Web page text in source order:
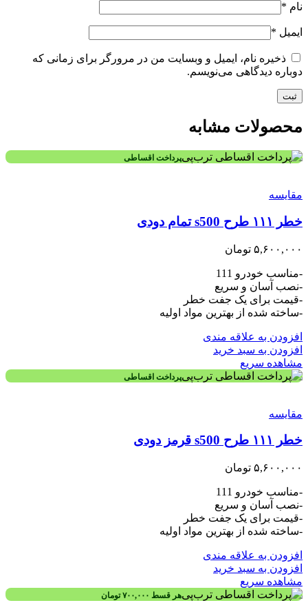
نام *
ایمیل *
ذخیره نام، ایمیل و وبسایت من در مرورگر برای زمانی که
دوباره دیدگاهی می‌نویسم.
محصولات مشابه
پرداخت اقساطی
مقایسه
خطر ۱۱۱ طرح s500 تمام دودی
۵,۶۰۰,۰۰۰ تومان
-مناسب خودرو 111
-نصب آسان و سریع
-قیمت برای یک جفت خطر
-ساخته شده از بهترین مواد اولیه
افزودن به علاقه مندی
افزودن به سبد خرید
مشاهده سریع
پرداخت اقساطی
مقایسه
خطر ۱۱۱ طرح s500 قرمز دودی
۵,۶۰۰,۰۰۰ تومان
-مناسب خودرو 111
-نصب آسان و سریع
-قیمت برای یک جفت خطر
-ساخته شده از بهترین مواد اولیه
افزودن به علاقه مندی
افزودن به سبد خرید
مشاهده سریع
هر قسط ۷۰۰,۰۰۰ تومان